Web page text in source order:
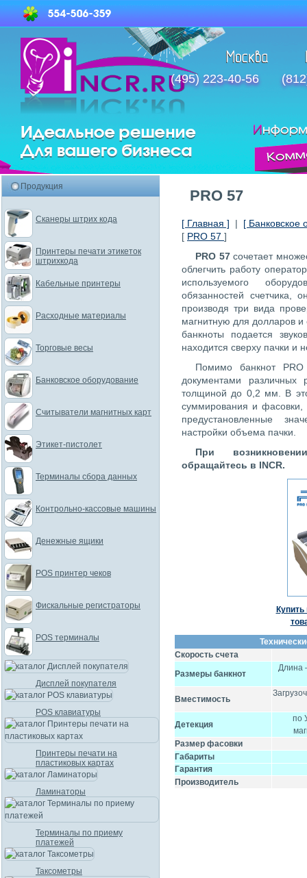
(495) 223-40-56
PRO 57
[ Главная ] | [ Банковское
[ PRO 57 ]
PRO 57сочетает
облегчить работу
используемого
обязанностей счетчика,
производя три вида
магнитную для долларов
банкноты подается
находится сверху пачки и
Помимо банкнот
документами
толщиной до 0,2 мм. В
суммирования и фасовки,
предустановленные
настройки объема пачки.
При
обращайтесь в INCR.
Купить
Скорость счета
Размеры банкнот
Длина
Вместимость
Детекция
по
Размер фасовки
Габариты
Гарантия
Производитель
Продукция
Сканеры штрих кода
Принтеры печати этикеток
штрихкода
Кабельные принтеры
Расходные материалы
Торговые весы
Банковское оборудование
Считыватели магнитных карт
Этикет-пистолет
Терминалы сбора данных
Контрольно-кассовые машины
Денежные ящики
POS принтер чеков
Фискальные регистраторы
POS терминалы
Дисплей покупателя
POS клавиатуры
Принтеры печати на
пластиковых картах
Ламинаторы
Терминалы по приему
платежей
Таксометры